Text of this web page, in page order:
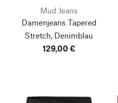
Mud Jeans
Damenjeans Tapered
Stretch, Denimblau
129,00 €